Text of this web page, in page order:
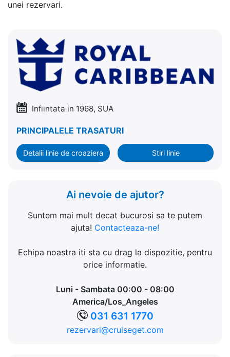
unei rezervari.
Infiintata in 1968, SUA
PRINCIPALELE TRASATURI
Detalii linie de croaziera Stiri linie
Ai nevoie de ajutor?
Suntem mai mult decat bucurosi sa te putem
ajuta! Contacteaza-ne!
Echipa noastra iti sta cu drag la dispozitie, pentru
orice informatie.
Luni - Sambata 00:00 - 08:00
America/Los_Angeles
031 631 1770
rezervari@cruiseget.com